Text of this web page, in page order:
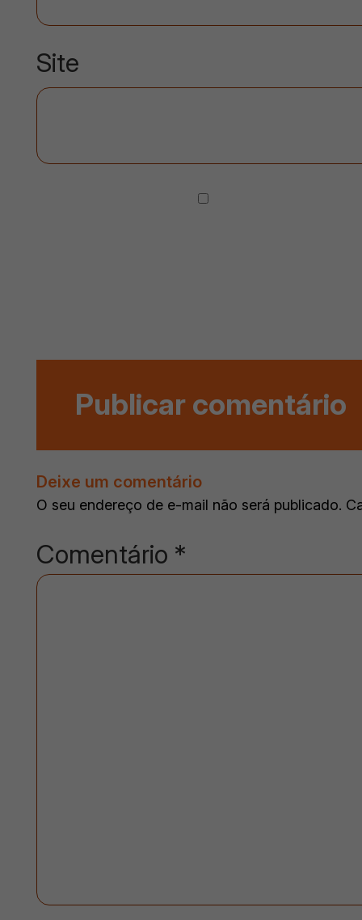
Site
Deixe um comentário
O seu endereço de e-mail não será publicado.
Comentário *